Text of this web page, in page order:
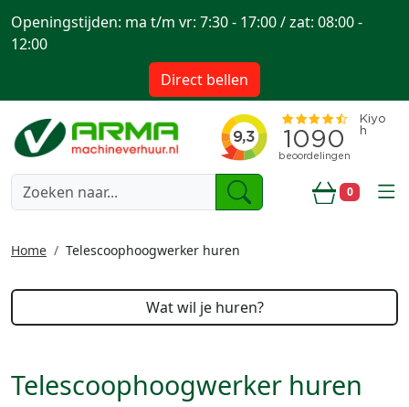
0
Openingstijden: ma t/m vr: 7:30 - 17:00 / zat: 08:00 -
12:00
Direct bellen
Home Telescoophoogwerker huren
Wat wil je huren?
Telescoophoogwerker huren